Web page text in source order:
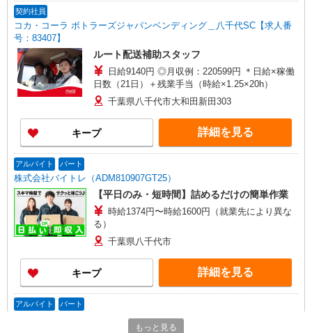
契約社員
コカ・コーラ ボトラーズジャパンベンディング＿八千代SC【求人番
号：83407】
ルート配送補助スタッフ
日給9140円 ◎月収例：220599円 ＊日給×稼働
日数（21日）＋残業手当（時給×1.25×20h）
千葉県八千代市大和田新田303
キープ 詳細を見る
アルバイト パート
株式会社バイトレ（ADM810907GT25）
【平日のみ・短時間】詰めるだけの簡単作業
時給1374円〜時給1600円（就業先により異な
る）
千葉県八千代市
キープ 詳細を見る
アルバイト パート
コカ・コーラ ボトラーズジャパンベンディング＿八千代SC【求人番
もっと見る